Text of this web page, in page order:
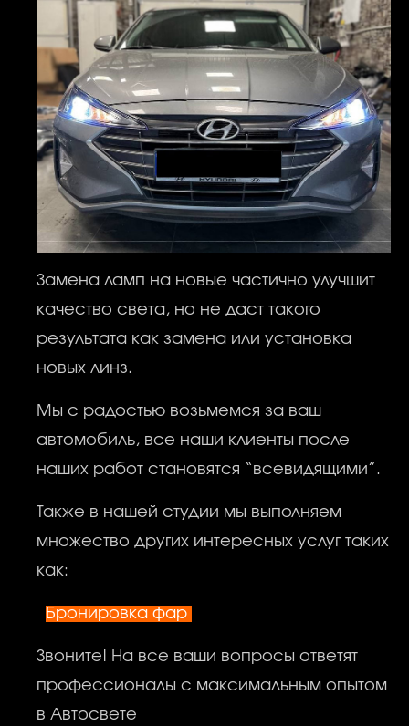
Замена ламп на новые частично улучшит
качество света, но не даст такого
результата как замена или установка
новых линз.
Мы с радостью возьмемся за ваш
автомобиль, все наши клиенты после
наших работ становятся “всевидящими”.
Также в нашей студии мы выполняем
множество других интересных услуг таких
как:
Бронировка фар
Звоните! На все ваши вопросы ответят
профессионалы с максимальным опытом
в Автосвете